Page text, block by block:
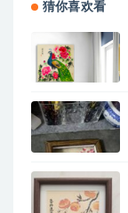
猜你喜欢看